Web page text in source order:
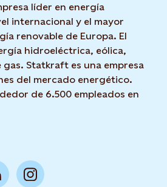
líder en energía
internacional y el mayor
renovable de Europa. El
hidroeléctrica, eólica,
gas. Statkraft es una empresa
del mercado energético.
de 6.500 empleados en